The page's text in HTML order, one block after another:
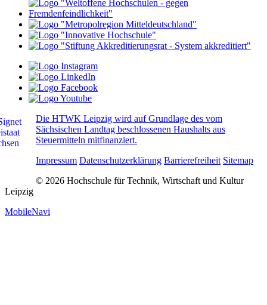
Die HTWK Leipzig wird auf Grundlage des vom
Sächsischen Landtag beschlossenen Haushalts aus
Steuermitteln mitfinanziert.
Impressum Datenschutzerklärung Barrierefreiheit Sitemap
© 2026 Hochschule für Technik, Wirtschaft und Kultur
Leipzig
MobileNavi